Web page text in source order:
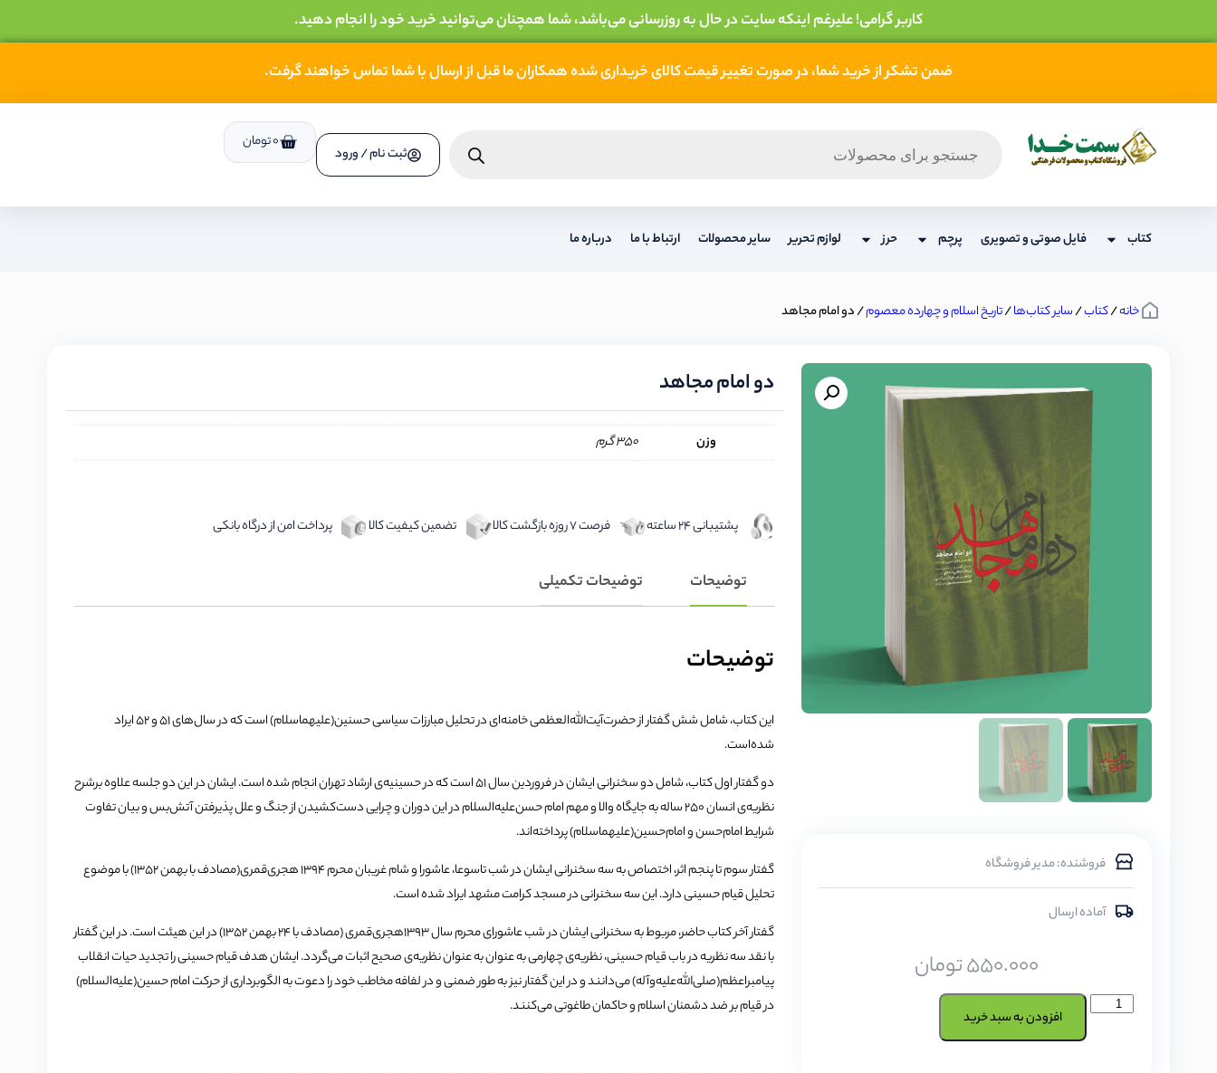
کاربر گرامی! علیرغم اینکه سایت در حال به روزرسانی می‌باشد، شما همچنان می‌توانید خرید خود را انجام دهید.
ضمن تشکر از خرید شما، در صورت تغییر قیمت کالای خریداری شده همکاران ما قبل از ارسال با شما تماس خواهند گرفت.
ثبت نام / ورود
0تومان
کتاب فایل صوتی و تصویری پرچم حرز لوازم تحریر سایر محصولات ارتباط با ما درباره ما
خانه/کتاب/سایر کتاب‌ها/تاریخ اسلام و چهارده معصوم/ دو امام مجاهد
فروشنده: مدیر فروشگاه
آماده ارسال
550.000تومان
افزودن به سبد خرید
دو امام مجاهد
وزن 350 گرم
پشتیبانی 24 ساعته فرصت 7 روزه بازگشت کالا تضمین کیفیت کالا پرداخت امن از درگاه بانکی
توضیحات توضیحات تکمیلی
توضیحات
این کتاب، شامل شش گفتار از حضرت‌آیت‌الله‌العظمی خامنه‌ای در تحلیل مبارزات سیاسی حسنین(علیهماسلام) است که در سال‌های 51 و 52 ایراد
شده‌است.
دو گفتار اول کتاب، شامل دو سخنرانی ایشان در فروردین سال 51 است که در حسینیه‌ی ارشاد تهران انجام شده است. ایشان در این دو جلسه علاوه برشرح
نظریه‌ی انسان 250 ساله به جایگاه والا و مهم امام حسن‌علیه‌السلام در این دوران و چرایی دست‌کشیدن از جنگ و علل پذیرفتن آتش‌بس و بیان تفاوت
شرایط امام‌حسن و اما‌م‌حسین(علیهماسلام) پرداخته‌اند.
گفتار سوم تا پنجم اثر، اختصاص به سه سخنرانی ایشان در شب تاسوعا، عاشورا و شام غریبان محرم 1394 هجری‌قمری(مصادف با بهمن 1352) با موضوع
تحلیل قیام حسینی دارد. این سه سخنرانی در مسجد کرامت مشهد ایراد شده است.
گفتار آخر کتاب حاضر، مربوط به سخنرانی ایشان در شب عاشورای محرم سال 1393هجری‌قمری (مصادف با 24 بهمن 1352) در این هیئت است. در این گفتار
با نقد سه نظریه در باب قیام حسینی، نظریه‌ی چهارمی به عنوان به عنوان نظریه‌ی صحیح اثبات می‌گردد. ایشان هدف قیام حسینی را تجدید حیات انقلاب
پیامبراعظم(صلی‌الله‌علیه‌وآله) می‌دانند و در این گفتار نیز به طور ضمنی و در لفافه مخاطب خود را دعوت به الگوبرداری از حرکت امام حسین(علیه‌السلام)
در قیام بر ضد دشمنان اسلام و حاکمان طاغوتی می‌کنند.